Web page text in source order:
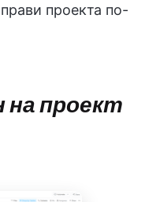
проекта по-
на проект